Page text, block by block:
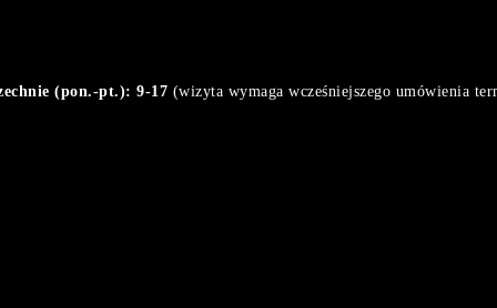
(pon.-pt.): 9-17 (wizyta wymaga wcześniejszego umówienia